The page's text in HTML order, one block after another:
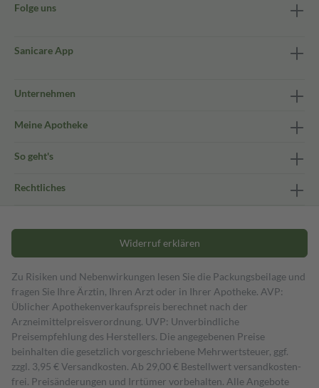
Folge uns
Sanicare App
Unternehmen
Meine Apotheke
So geht's
Rechtliches
Widerruf erklären
Zu Risiken und Nebenwirkungen lesen Sie die Packungsbeilage und
fragen Sie Ihre Ärztin, Ihren Arzt oder in Ihrer Apotheke. AVP:
Üblicher Apothekenverkaufspreis berechnet nach der
Arzneimittelpreisverordnung. UVP: Unverbindliche
Preisempfehlung des Herstellers. Die angegebenen Preise
beinhalten die gesetzlich vorgeschriebene Mehrwertsteuer, ggf.
zzgl. 3,95 € Versandkosten. Ab 29,00 € Bestell­wert versand­kosten­
frei. Preisänderungen und Irrtümer vorbehalten. Alle Angebote